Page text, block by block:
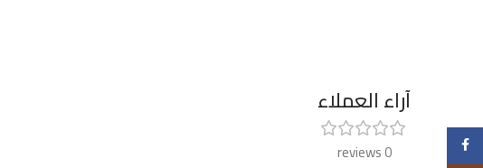
آراء العملاء
0 reviews